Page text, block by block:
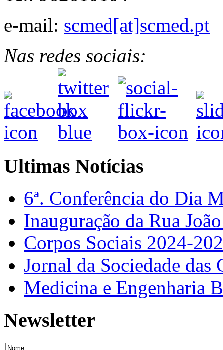
e-mail: scmed[at]scmed.pt
Nas redes sociais:
Ultimas Notícias
6ª. Conferência do Dia
Inauguração da Rua
Corpos Sociais 2024-
Jornal da Sociedade
Medicina e Engenharia
Newsletter